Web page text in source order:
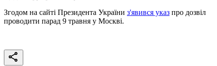
Згодом на сайті Президента України з'явився указ про дозвіл
проводити парад 9 травня у Москві.